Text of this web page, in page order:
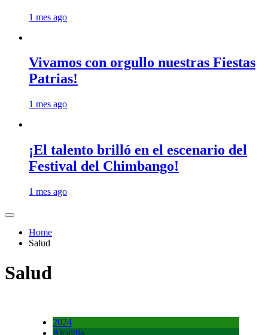
1 mes ago
Vivamos con orgullo nuestras Fiestas
Patrias!
1 mes ago
¡El talento brilló en el escenario del
Festival del Chimbango!
1 mes ago
Home
Salud
Salud
2024
Alcaldía